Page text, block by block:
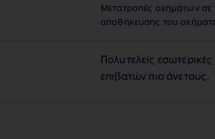
Μετατροπές οχημάτων σε
αποθήκευσης του
Πολυτελείς
επιβατών πιο άνετους.